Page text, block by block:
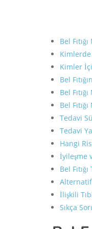
Bel
Kimlerde
Kimler
Bel
Bel
Bel
Tedavi
Tedavi
Hangi
İyileşme
Bel
İlişkili
Sıkça